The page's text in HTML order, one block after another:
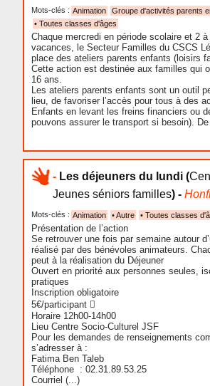
Mots-clés : Animation
Groupe d'activités parents
• Toutes classes d'âges
Chaque mercredi en période scolaire et 2
vacances, le Secteur Familles du CSCS
place des ateliers parents enfants (loisirs
Cette action est destinée aux familles qui
16 ans.
Les ateliers parents enfants sont un outil
lieu, de favoriser l’accès pour tous à des
Enfants en levant les freins financiers ou
pouvons assurer le transport si besoin).
- Les déjeuners du lundi (
Jeunes séniors familles) -
Mots-clés : Animation • Autre • Toutes classes
Présentation de l’action
Se retrouver une fois par semaine autour
réalisé par des bénévoles animateurs.
peut à la réalisation du Déjeuner
Ouvert en priorité aux personnes seules,
pratiques
Inscription obligatoire
5€/participant 
Horaire 12h00-14h00
Lieu Centre Socio-Culturel JSF
Pour les demandes de renseignements
s’adresser à :
Fatima Ben Taleb
Téléphone : 02.31.89.53.25
Courriel (...)